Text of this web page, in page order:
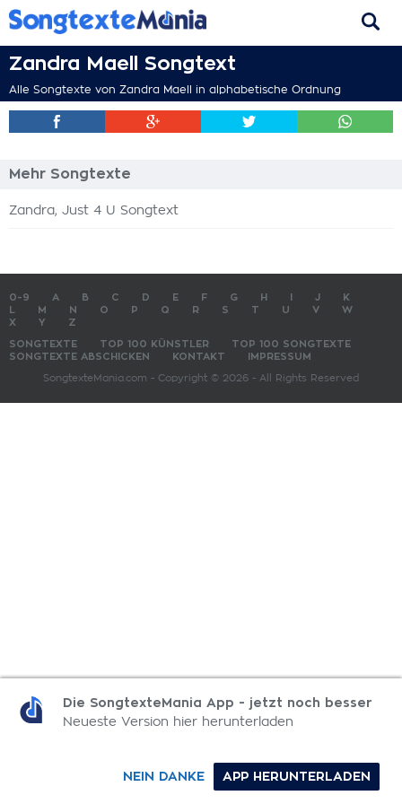
Zandra Maell Songtext
Alle Songtexte von Zandra Maell in alphabetische Ordnung
Mehr Songtexte
Zandra, Just 4 U Songtext
0-9 A B C D E F G H J
K
M N O P Q R S T U V
W
X
Y Z
SONGTEXTE TOP 100 KÜNSTLER
TOP 100 SONGTEXTE
SONGTEXTE ABSCHICKEN
KONTAKT IMPRESSUM
SongtexteMania.com - Copyright © 2026 - All Rights Reserved
Die SongtexteMania App - jetzt noch besser
Neueste Version hier herunterladen
APP HERUNTERLADEN
NEIN DANKE